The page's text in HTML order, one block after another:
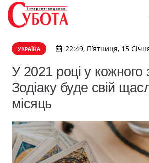
УКРАЇНА 22:49, П’ятниця, 15
У 2021 році у кожного
Зодіаку буде свій
місяць